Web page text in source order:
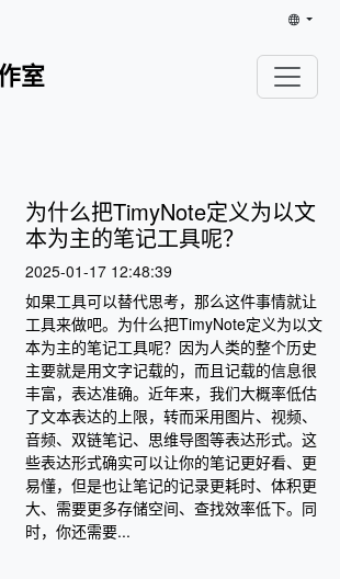
室
为什么把TimyNote定义为以文
本为主的笔记工具呢？
2025-01-17 12:48:39
如果工具可以替代思考，那么这件事情就让
工具来做吧。为什么把TimyNote定义为以文
本为主的笔记工具呢？因为人类的整个历史
主要就是用文字记载的，而且记载的信息很
丰富，表达准确。近年来，我们大概率低估
了文本表达的上限，转而采用图片、视频、
音频、双链笔记、思维导图等表达形式。这
些表达形式确实可以让你的笔记更好看、更
易懂，但是也让笔记的记录更耗时、体积更
大、需要更多存储空间、查找效率低下。同
时，你还需要...